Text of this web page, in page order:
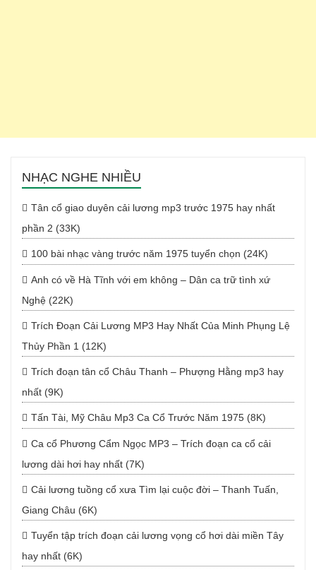
NHẠC NGHE NHIỀU
Tân cổ giao duyên cải lương mp3 trước 1975 hay nhất
phần 2 (33K)
100 bài nhạc vàng trước năm 1975 tuyển chọn (24K)
Anh có về Hà Tĩnh với em không – Dân ca trữ tình xứ
Nghệ (22K)
Trích Đoạn Cải Lương MP3 Hay Nhất Của Minh Phụng Lệ
Thủy Phần 1 (12K)
Trích đoạn tân cổ Châu Thanh – Phượng Hằng mp3 hay
nhất (9K)
Tấn Tài, Mỹ Châu Mp3 Ca Cổ Trước Năm 1975 (8K)
Ca cổ Phương Cẩm Ngọc MP3 – Trích đoạn ca cổ cải
lương dài hơi hay nhất (7K)
Cải lương tuồng cổ xưa Tìm lại cuộc đời – Thanh Tuấn,
Giang Châu (6K)
Tuyển tập trích đoạn cải lương vọng cổ hơi dài miền Tây
hay nhất (6K)